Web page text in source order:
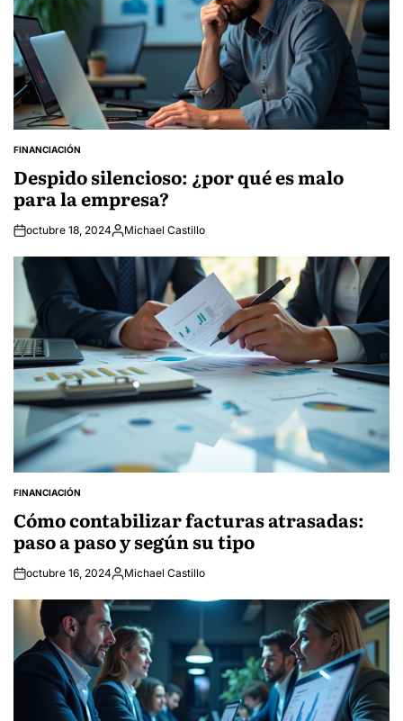
POSTED
FINANCIACIÓN
Despido silencioso: ¿por qué es malo
para la empresa?
octubre 18, 2024Posted
Michael Castillo
POSTED
FINANCIACIÓN
Cómo contabilizar facturas atrasadas:
paso a paso y según su tipo
octubre 16, 2024Posted
Michael Castillo